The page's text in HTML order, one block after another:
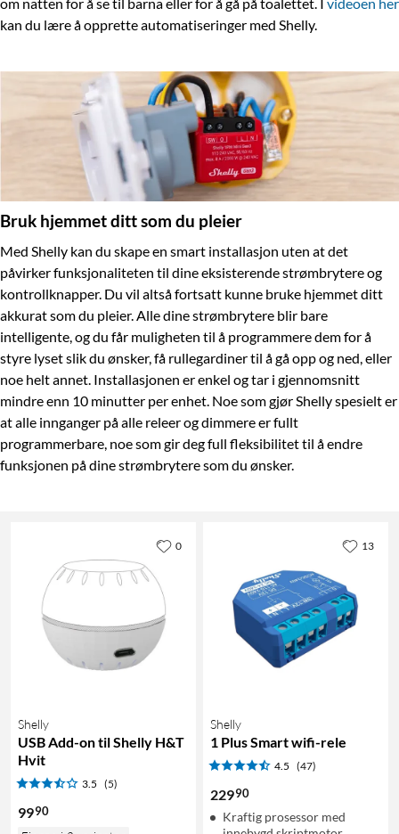
kan du lære å opprette automatiseringer med Shelly.
Bruk hjemmet ditt som du pleier
Med Shelly kan du skape en smart installasjon uten at det
påvirker funksjonaliteten til dine eksisterende strømbrytere og
kontrollknapper. Du vil altså fortsatt kunne bruke hjemmet ditt
akkurat som du pleier. Alle dine strømbrytere blir bare
intelligente, og du får muligheten til å programmere dem for å
styre lyset slik du ønsker, få rullegardiner til å gå opp og ned, eller
noe helt annet. Installasjonen er enkel og tar i gjennomsnitt
mindre enn 10 minutter per enhet. Noe som gjør Shelly spesielt er
at alle innganger på alle releer og dimmere er fullt
programmerbare, noe som gir deg full fleksibilitet til å endre
funksjonen på dine strømbrytere som du ønsker.
Shelly
USB Add-on til Shelly H&T
Hvit
3.5 (5)
9990
0
Shelly
1 Plus Smart wifi-rele
4.5 (47)
22990
Kraftig prosessor med
13